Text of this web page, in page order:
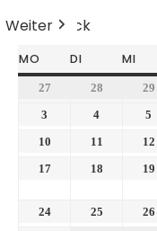
Zurück
Heute
Weiter
MO DI MI
27 28 29
3
4 5
10
11 12
17
18 19
24 25 26